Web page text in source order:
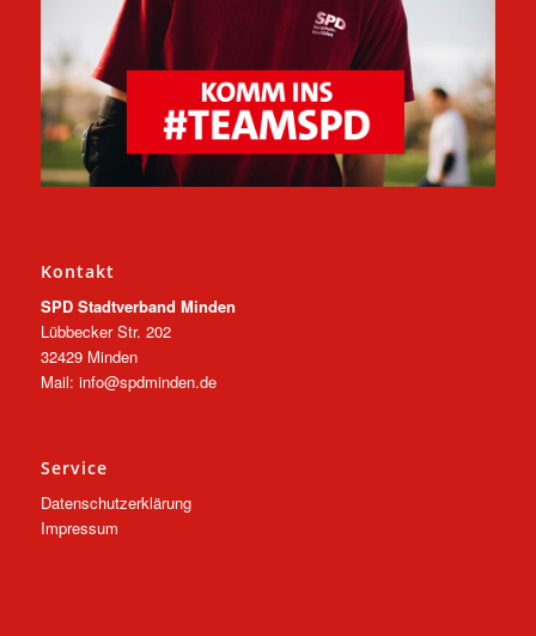
Kontakt
SPD Stadtverband Minden
Lübbecker Str. 202
32429 Minden
Mail: info@spdminden.de
Service
Datenschutzerklärung
Impressum